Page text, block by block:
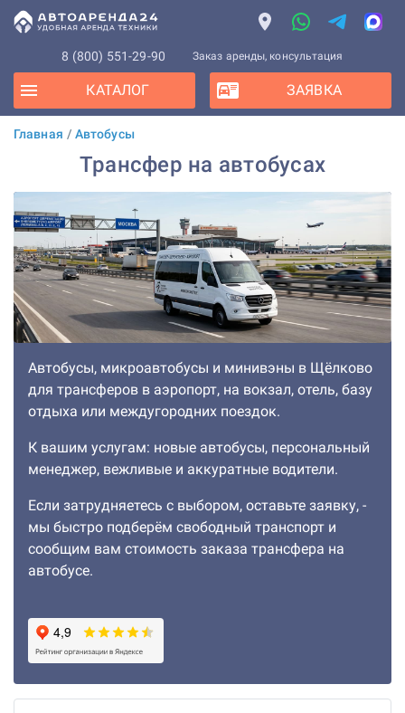
8 (800) 551-29-90 Заказ аренды, консультация
КАТАЛОГ ЗАЯВКА
Главная / Автобусы
Трансфер на автобусах
Автобусы, микроавтобусы и минивэны в Щёлково
для трансферов в аэропорт, на вокзал, отель, базу
отдыха или междугородних поездок.
К вашим услугам: новые автобусы, персональный
менеджер, вежливые и аккуратные водители.
Если затрудняетесь с выбором, оставьте заявку, -
мы быстро подберём свободный транспорт и
сообщим вам стоимость заказа трансфера на
автобусе.